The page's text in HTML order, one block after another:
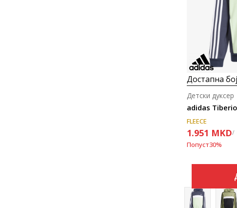
Достапна
adidas Tiberio
Детски дуксер
FLEECE
1.951 MKD
Попуст30%